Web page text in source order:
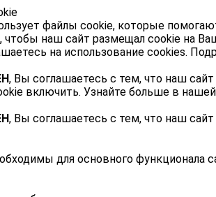
файлы cookie, которые
чтобы наш сайт размещал cookie на
на использование cookies.
, Вы соглашаетесь с тем, что наш
включить. Узнайте больше в нашей
, Вы соглашаетесь с тем, что наш
для основного функционала